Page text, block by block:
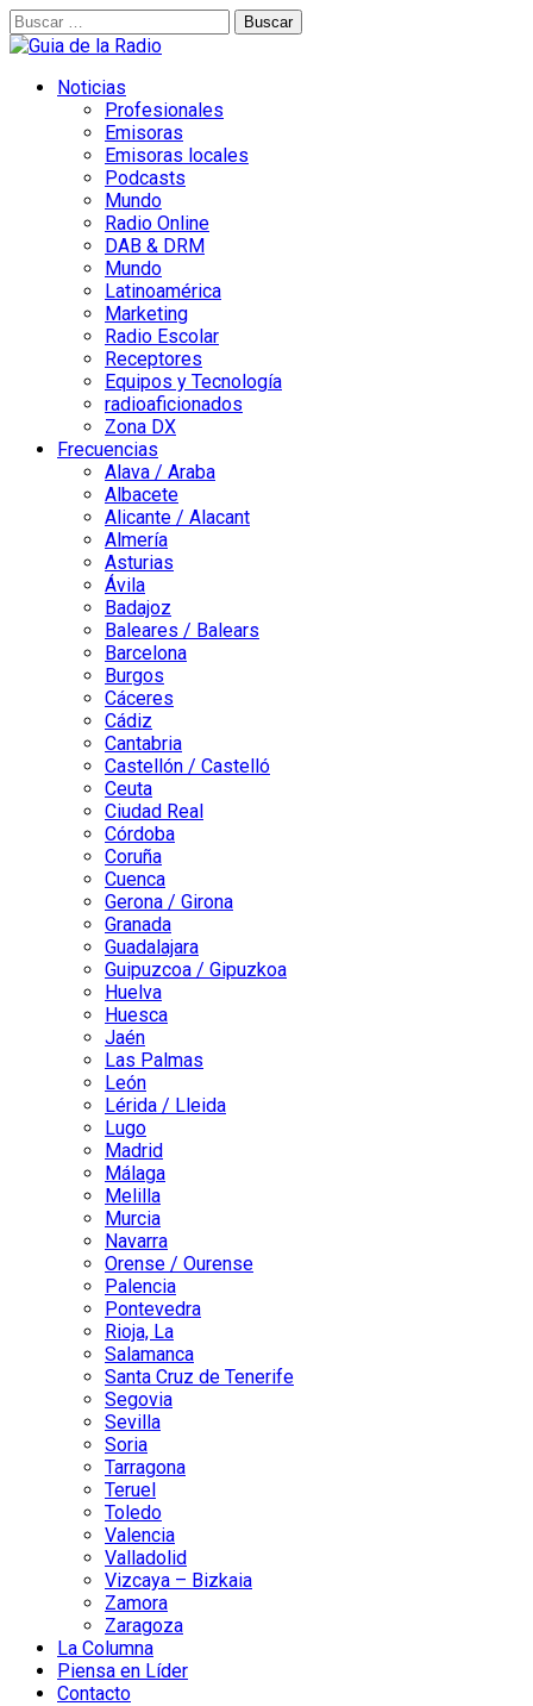
Buscar:
Noticias
Profesionales
Emisoras
Emisoras locales
Podcasts
Mundo
Radio Online
DAB & DRM
Mundo
Latinoamérica
Marketing
Radio Escolar
Receptores
Equipos y Tecnología
radioaficionados
Zona DX
Frecuencias
Alava / Araba
Albacete
Alicante / Alacant
Almería
Asturias
Ávila
Badajoz
Baleares / Balears
Barcelona
Burgos
Cáceres
Cádiz
Cantabria
Castellón / Castelló
Ceuta
Ciudad Real
Córdoba
Coruña
Cuenca
Gerona / Girona
Granada
Guadalajara
Guipuzcoa / Gipuzkoa
Huelva
Huesca
Jaén
Las Palmas
León
Lérida / Lleida
Lugo
Madrid
Málaga
Melilla
Murcia
Navarra
Orense / Ourense
Palencia
Pontevedra
Rioja, La
Salamanca
Santa Cruz de Tenerife
Segovia
Sevilla
Soria
Tarragona
Teruel
Toledo
Valencia
Valladolid
Vizcaya – Bizkaia
Zamora
Zaragoza
La Columna
Piensa en Líder
Contacto